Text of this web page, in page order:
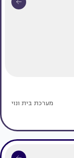
מערכת בית ונוי